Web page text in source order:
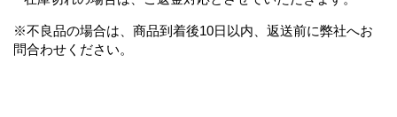
※不良品の場合は、商品到着後10日以内、返送前に弊社へお
問合わせください。